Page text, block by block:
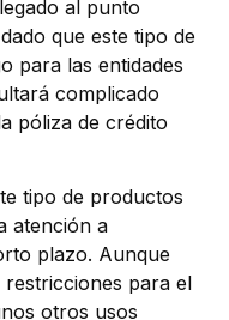
al punto
que este tipo de
para las entidades
complicado
póliza de crédito
tipo de productos
atención a
plazo. Aunque
restricciones para el
otros usos